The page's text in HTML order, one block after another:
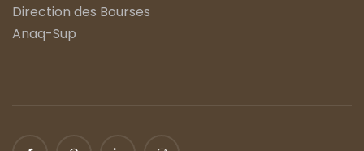
Direction des Bourses
Anaq-Sup